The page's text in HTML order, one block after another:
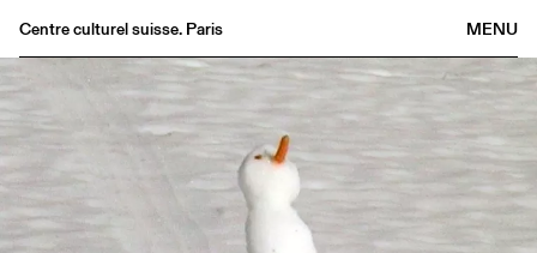
MENU
Centre culturel suisse. Paris
Archives
Médiathèque